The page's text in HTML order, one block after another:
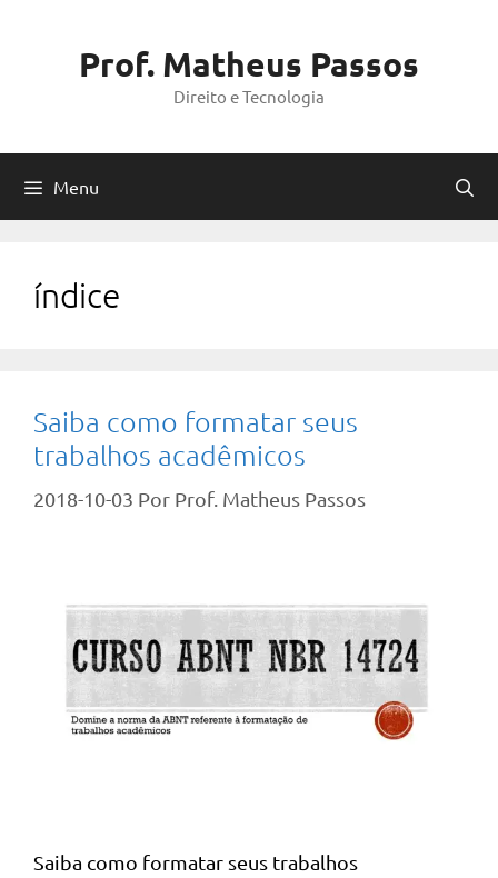
Prof. Matheus Passos
Direito e Tecnologia
Menu
índice
Saiba como formatar seus
trabalhos acadêmicos
2018-10-03 Por Prof. Matheus Passos
Saiba como formatar seus trabalhos